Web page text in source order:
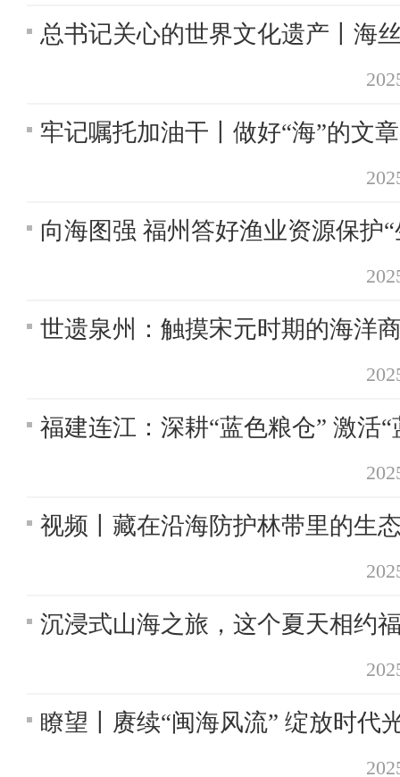
总书记关心的世界文化遗产丨海
牢记嘱托加油干丨做好“海”的文章
向海图强 福州答好渔业资源保护“
世遗泉州：触摸宋元时期的海洋
福建连江：深耕“蓝色粮仓” 激活“
视频丨藏在沿海防护林带里的生
沉浸式山海之旅，这个夏天相约
瞭望丨赓续“闽海风流” 绽放时代